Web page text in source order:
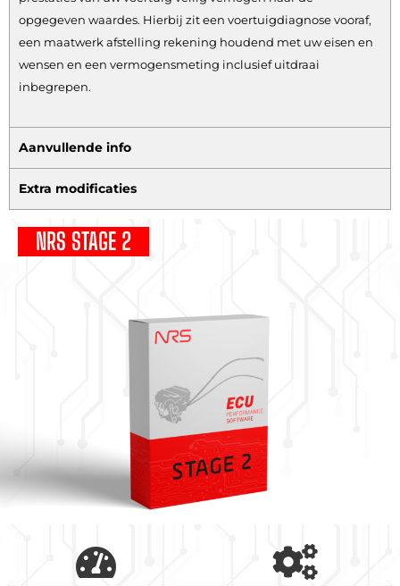
opgegeven waardes. Hierbij zit een voertuigdiagnose vooraf,
een maatwerk afstelling rekening houdend met uw eisen en
wensen en een vermogensmeting inclusief uitdraai
inbegrepen.
Aanvullende info
Extra modificaties
NRS STAGE 2